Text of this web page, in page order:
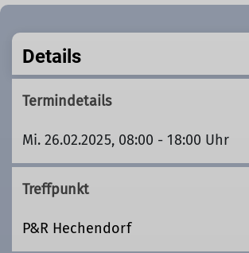
Details
Termindetails
Mi. 26.02.2025, 08:00 - 18:00 Uhr
Treffpunkt
P&R Hechendorf